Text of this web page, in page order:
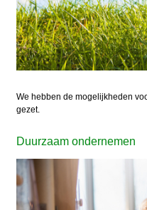
We hebben de mogelijkheden
gezet.
Duurzaam ondernemen